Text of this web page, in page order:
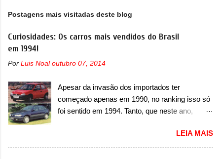
Postagens mais visitadas deste blog
Curiosidades: Os carros mais vendidos do Brasil
em 1994!
Por Luis Noal outubro 07, 2014
Apesar da invasão dos importados ter
começado apenas em 1990, no ranking isso só
foi sentido em 1994. Tanto, que neste ano,
começar pelo Chevrolet Corsa, o mais
destacado deles no ranking que perdurou no
LEIA MAIS